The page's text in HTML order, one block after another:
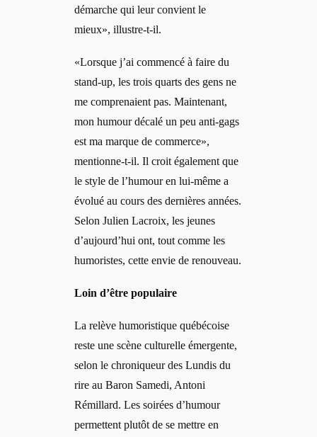
démarche qui leur convient le
mieux», illustre-t-il.
«Lorsque j’ai commencé à faire du
stand-up, les trois quarts des gens ne
me comprenaient pas. Maintenant,
mon humour décalé un peu anti-gags
est ma marque de commerce»,
mentionne-t-il. Il croit également que
le style de l’humour en lui-même a
évolué au cours des dernières années.
Selon Julien Lacroix, les jeunes
d’aujourd’hui ont, tout comme les
humoristes, cette envie de renouveau.
Loin d’être populaire
La relève humoristique québécoise
reste une scène culturelle émergente,
selon le chroniqueur des Lundis du
rire au Baron Samedi, Antoni
Rémillard. Les soirées d’humour
permettent plutôt de se mettre en